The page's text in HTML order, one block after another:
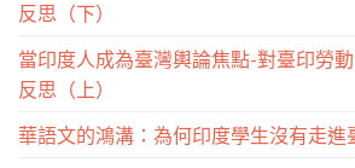
反思（下）
當印度人成為臺灣輿論焦點-對臺印勞
反思（上）
華語文的鴻溝：為何印度學生沒有走進